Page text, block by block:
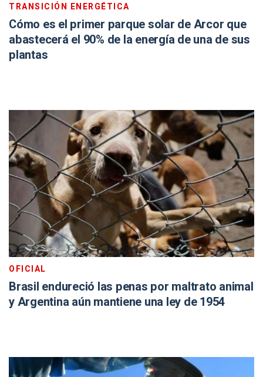
TRANSICIÓN ENERGÉTICA
Cómo es el primer parque solar de Arcor que
abastecerá el 90% de la energía de una de sus
plantas
OFICIAL
Brasil endureció las penas por maltrato animal
y Argentina aún mantiene una ley de 1954